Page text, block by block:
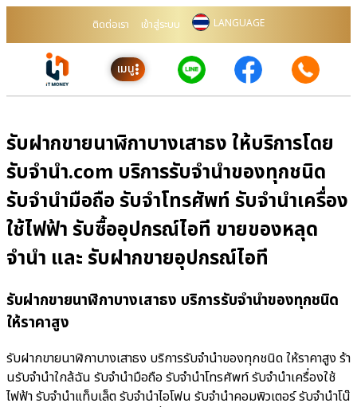
ติดต่อเรา เข้าสู่ระบบ LANGUAGE
เมนู
รับฝากขายนาฬิกาบางเสาธง ให้บริการโดย
รับจํานํา.com บริการรับจำนำของทุกชนิด
รับจำนำมือถือ รับจำโทรศัพท์ รับจำนำเครื่อง
ใช้ไฟฟ้า รับซื้ออุปกรณ์ไอที ขายของหลุด
จำนำ และ รับฝากขายอุปกรณ์ไอที
รับฝากขายนาฬิกาบางเสาธง บริการรับจำนำของทุกชนิด
ให้ราคาสูง
รับฝากขายนาฬิกาบางเสาธง บริการรับจำนำของทุกชนิด ให้ราคาสูง ร้า
นรับจํานําใกล้ฉัน รับจำนำมือถือ รับจำนำโทรศัพท์ รับจำนำเครื่องใช้
ไฟฟ้า รับจำนำแท็บเล็ต รับจำนำไอโฟน รับจำนำคอมพิวเตอร์ รับจำนำโน๊